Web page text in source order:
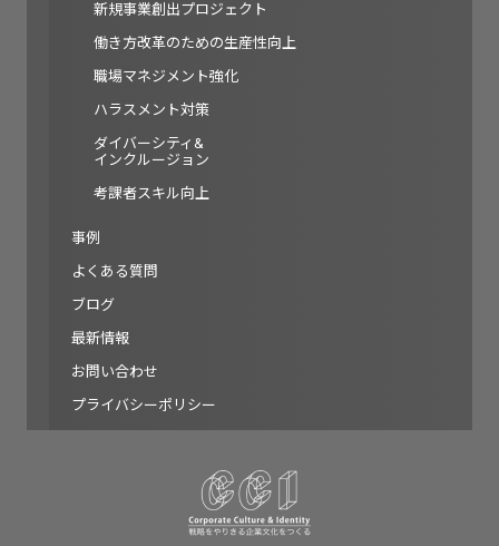
新規事業創出プロジェクト
働き方改革のための生産性向上
職場マネジメント強化
ハラスメント対策
ダイバーシティ&
インクルージョン
考課者スキル向上
事例
よくある質問
ブログ
最新情報
お問い合わせ
プライバシーポリシー